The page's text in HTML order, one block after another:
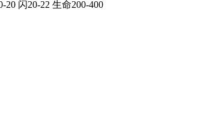
闪20-22 生命200-400